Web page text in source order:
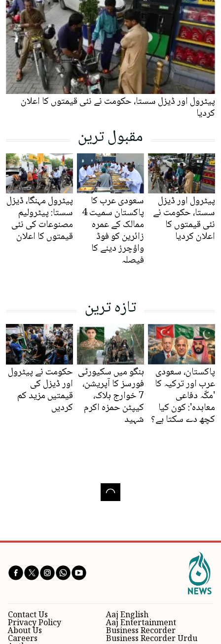
پیٹرول اور ڈیزل سستا، حکومت نے نئی قیمتوں کا اعلان
کردیا
مقبول ترین
پیٹرول اور ڈیزل
سستا، حکومت نے
نئی قیمتوں کا
اعلان کردیا
سعودی عرب کا
پاکستان سمیت 4
ممالک کے عمرہ
زائرین کو فوڈ
واؤچرز دینے کا
فیصلہ
پیٹرول مہنگا، ڈیزل
سستا: پیٹرولیم
مصنوعات کی نئی
قیمتوں کا اعلان
تازہ ترین
پاکستان، سعودی
عرب اور ترکیہ کا
'مکّہ دفاعی
معاہدہ': کون کیا
کچھ دے سکتا ہے؟
ہنگو میں سکیورٹی
فورسز کا آپریشن،
7 خوارج ہلاک،
کیپٹن حمزہ اکرم
شہید
حکومت نے پیٹرول
اور ڈیزل کی
قیمتیں مزید کم
کردیں
Aaj English
Aaj Entertainment
Business Recorder
Business Recorder Urdu
Contact Us
Privacy Policy
About Us
Careers